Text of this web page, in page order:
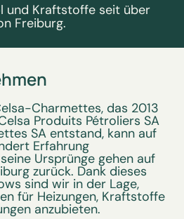
und Kraftstoffe seit über
Freiburg.
Charmettes, das 2013
Produits Pétroliers SA
SA entstand, kann auf
Erfahrung
Ursprünge gehen auf
zurück. Dank dieses
sind wir in der Lage,
für Heizungen, Kraftstoffe
anzubieten.